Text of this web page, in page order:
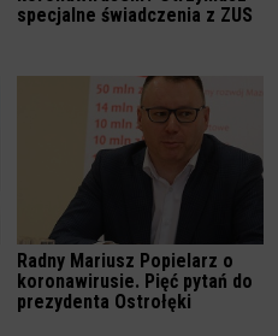
specjalne świadczenia z ZUS
Radny Mariusz Popielarz o
koronawirusie. Pięć pytań do
prezydenta Ostrołęki